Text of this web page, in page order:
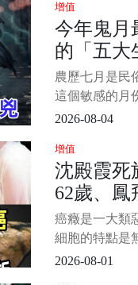
悲痛和不捨的
已於今早在醫
1/4 Natalie 是
最後的日子家
增值
今年鬼月
的「五大
警告：小
兇」
農歷七月是民
這個敏感的月
所以我們寧可
平安之外，說
下面小編為大
沖煞的生肖排
看看這裡面
2026-08-04
增值
沈殿霞死
62歲、鳳
逝，享年
大食品」
癌癥是一大類
細胞的特點是
生，使患者體
2026-08-01